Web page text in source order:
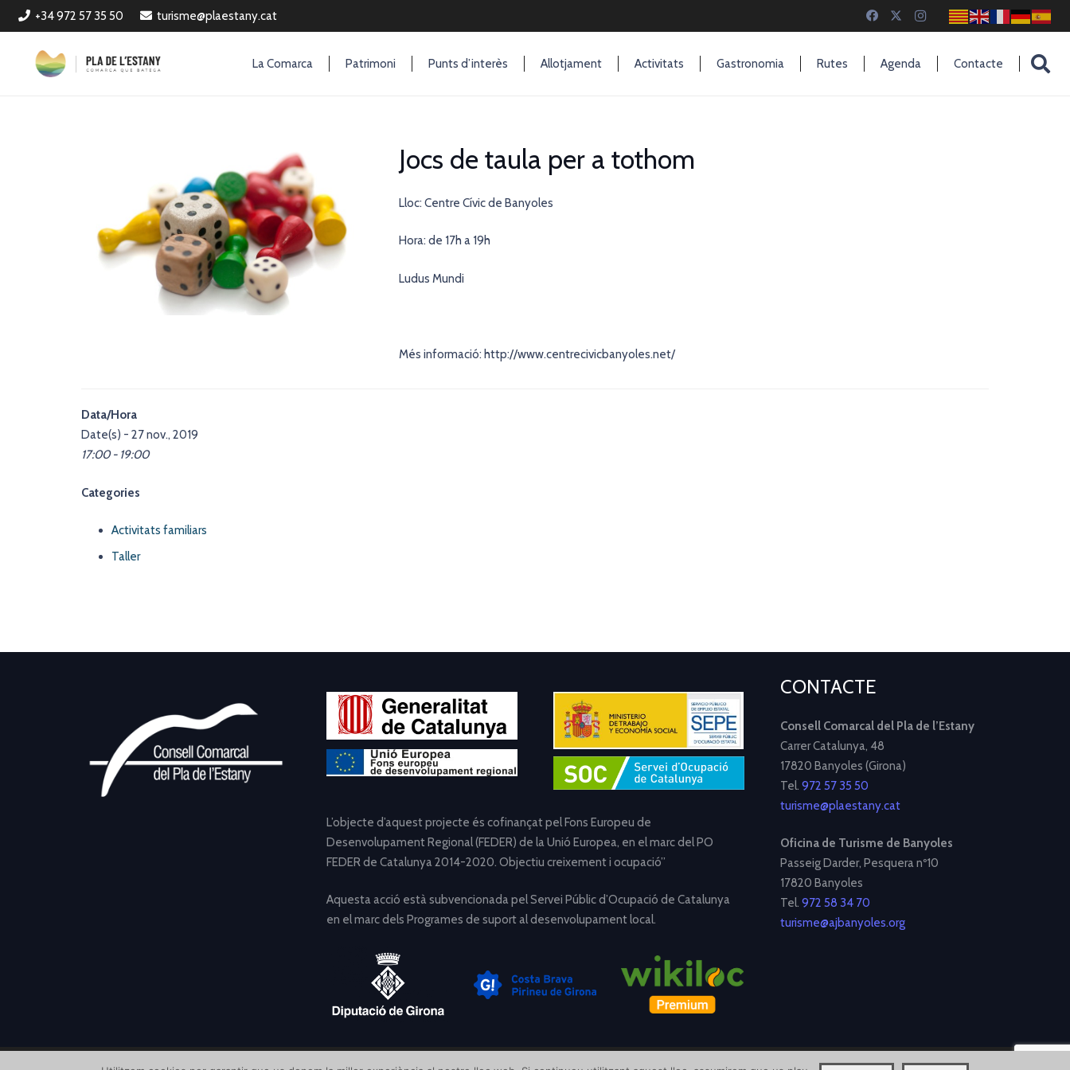
+34 972 57 35 50 turisme@plaestany.cat
La Comarca Patrimoni Punts d’interès Allotjament Activitats Gastronomia Rutes Agenda Contacte
Jocs de taula per a tothom
Lloc: Centre Cívic de Banyoles
Hora: de 17h a 19h
Ludus Mundi
Més informació: http://www.centrecivicbanyoles.net/
Data/Hora
Date(s) - 27 nov., 2019
17:00 - 19:00
Categories
Activitats familiars
Taller
L’objecte d’aquest projecte és cofinançat pel Fons Europeu de
Desenvolupament Regional (FEDER) de la Unió Europea, en el marc del PO
FEDER de Catalunya 2014-2020. Objectiu creixement i ocupació”
Aquesta acció està subvencionada pel Servei Públic d’Ocupació de Catalunya
en el marc dels Programes de suport al desenvolupament local.
CONTACTE
Consell Comarcal del Pla de l’Estany
Carrer Catalunya, 48
17820 Banyoles (Girona)
Tel. 972 57 35 50
turisme@plaestany.cat
Oficina de Turisme de Banyoles
Passeig Darder, Pesquera nº10
17820 Banyoles
Tel. 972 58 34 70
turisme@ajbanyoles.org